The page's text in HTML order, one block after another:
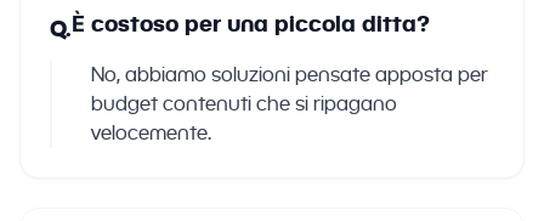
Q.È costoso per una piccola ditta?
No, abbiamo soluzioni pensate apposta per
budget contenuti che si ripagano
velocemente.